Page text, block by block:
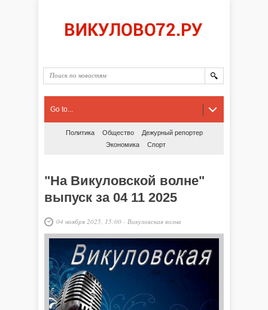
Go to...
Политика Общество
Дежурный репортер
Экономика
Спорт
"На Викуловской волне"
выпуск за 04 11 2025
04 ноября 2025, 15:00 - Викуловская волна